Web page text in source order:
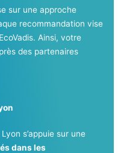
sur une approche
recommandation vise
Ainsi, votre
des partenaires
s’appuie sur une
dans les